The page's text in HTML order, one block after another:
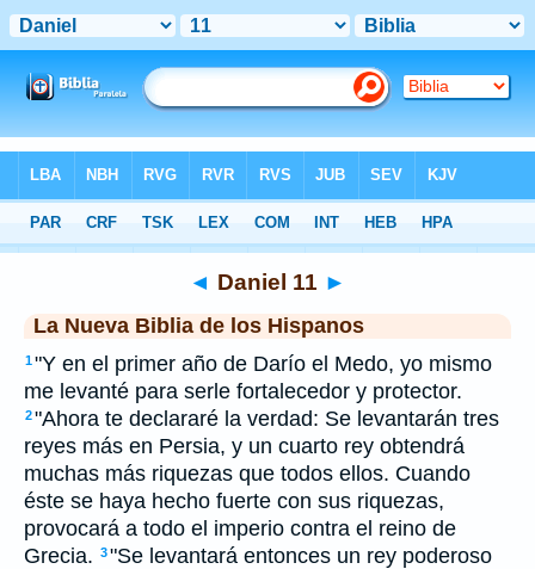
>NBLH > Daniel 11
◄ Daniel 11 ►
La Nueva Biblia de los Hispanos
1"Y en el primer año de Darío el Medo, yo mismo
me levanté para serle fortalecedor y protector.
2"Ahora te declararé la verdad: Se levantarán tres
reyes más en Persia, y un cuarto rey obtendrá
muchas más riquezas que todos ellos. Cuando
éste se haya hecho fuerte con sus riquezas,
provocará a todo el imperio contra el reino de
Grecia. 3"Se levantará entonces un rey poderoso